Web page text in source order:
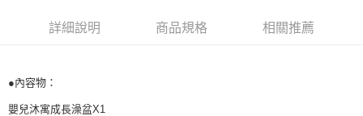
４．使用「AFTEE先享後付」時，將依據個別帳號之用戶狀況，依本公司即
５．嚴禁一人註冊多個帳號或使用他人資訊註冊。若發現惡意使用之情形，
恩沛科技股份有限公司將有權停止該用戶之使用額度並採取法律行動。
詳細說明 商品規格 相關推薦
●內容物：
嬰兒沐寓成長澡盆X1